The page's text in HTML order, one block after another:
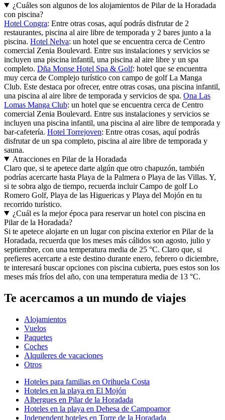
¿Cuáles son algunos de los alojamientos de Pilar de la Horadada
con piscina?
Hotel Congra: Entre otras cosas, aquí podrás disfrutar de 2
restaurantes, piscina al aire libre de temporada y 2 bares junto a la
piscina. Hotel Nelva: un hotel que se encuentra cerca de Centro
comercial Zenia Boulevard. Entre sus instalaciones y servicios se
incluyen una piscina infantil, una piscina al aire libre y un spa
completo. Dña Monse Hotel Spa & Golf: hotel que se encuentra
muy cerca de Complejo turístico con campo de golf La Manga
Club. Este destaca por ofrecer, entre otras cosas, una piscina infantil,
una piscina al aire libre de temporada y servicios de spa. Ona Las
Lomas Manga Club: un hotel que se encuentra cerca de Centro
comercial Zenia Boulevard. Entre sus instalaciones y servicios se
incluyen una piscina infantil, una piscina al aire libre de temporada y
bar-cafetería. Hotel Torrejoven: Entre otras cosas, aquí podrás
disfrutar de un spa completo, piscina al aire libre de temporada y
sauna.
Atracciones en Pilar de la Horadada
Claro que, si te apetece darte algún que otro chapuzón, también
podrías acercarte hasta Playa de la Palmera o Playa de las Villas. Y,
si te sobra algo de tiempo, recuerda incluir Campo de golf Lo
Romero Golf, Playa de las Higuericas y Playa del Mojón en tu
recorrido turístico.
¿Cuál es la mejor época para reservar un hotel con piscina en
Pilar de la Horadada?
Si te apetece alojarte en un lugar con piscina exterior en Pilar de la
Horadada, recuerda que los meses más cálidos son agosto, julio y
septiembre, con una temperatura media de 25 °C. Claro que, si
prefieres acercarte a este destino durante enero, febrero o diciembre,
te interesará buscar opciones con piscina cubierta, pues estos son los
meses más fríos del año, con una temperatura media de 13 °C.
Te acercamos a un mundo de viajes
Alojamientos
Vuelos
Paquetes
Coches
Alquileres de vacaciones
Otros
Hoteles para familias en Orihuela Costa
Hoteles en la playa en El Mojón
Albergues en Pilar de la Horadada
Hoteles en la playa en Dehesa de Campoamor
Independent hoteles en Torre de la Horadada